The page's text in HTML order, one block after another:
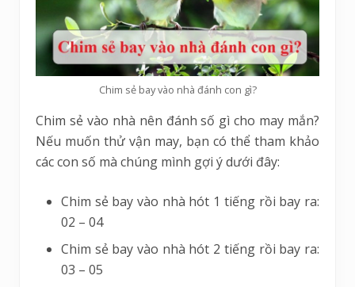
Chim sẻ bay vào nhà đánh con gì?
Chim sẻ vào nhà nên đánh số gì cho may mắn?
Nếu muốn thử vận may, bạn có thể tham khảo
các con số mà chúng mình gợi ý dưới đây:
Chim sẻ bay vào nhà hót 1 tiếng rồi bay ra:
02 – 04
Chim sẻ bay vào nhà hót 2 tiếng rồi bay ra:
03 – 05